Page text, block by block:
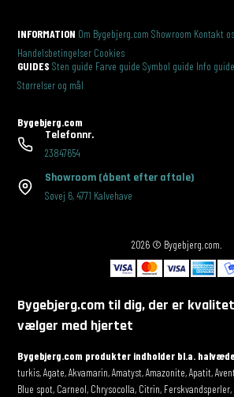
INFORMATION Om Bygebjerg.com Showroom Kontakt os
Handelsbetingelser Cookies
GUIDES Sten guide Farve guide Symbol guide Info guide
Størrelser og mål
Bygebjerg.com
Telefonnr.
23847654
Showroom (åbent efter aftale)
Søvej 6,4771 Kalvehave
2026 © Bygebjerg.com.
Bygebjerg.com til dig, der er
vælger med hjertet
Bygebjerg.com produkter indholder bl.a.
turkis, Agate, Akvamarin, Amatyst, Amazonite, Apatit,
Blue spot, Carneol, Chrysocolla, Citrin,